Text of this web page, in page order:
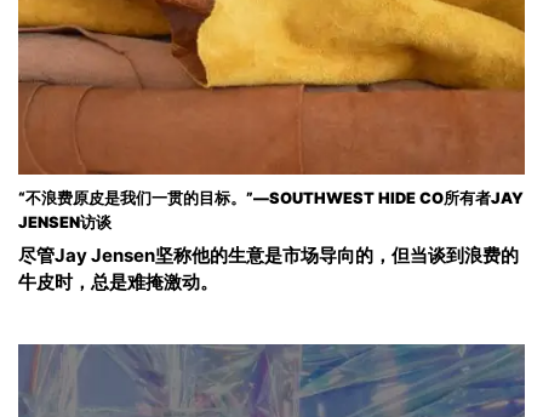
“不浪费原皮是我们一贯的目标。”—SOUTHWEST HIDE CO所有者JAY
JENSEN访谈
尽管Jay Jensen坚称他的生意是市场导向的，但当谈到浪费的
牛皮时，总是难掩激动。